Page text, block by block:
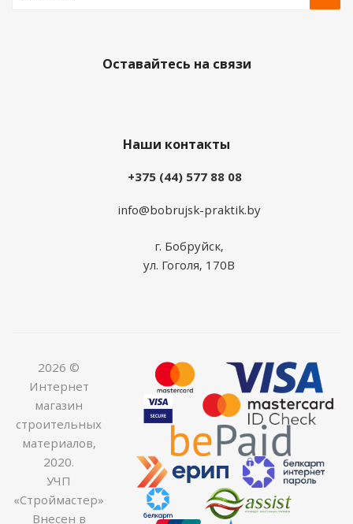
Оставайтесь на связи
Наши контакты
+375 (44) 577 88 08
info@bobrujsk-praktik.by
г. Бобруйск,
ул. Гоголя, 170В
2026 ©
Интернет
магазин
строительных
материалов,
2020.
УЧП
«Строймастер»
Внесен в